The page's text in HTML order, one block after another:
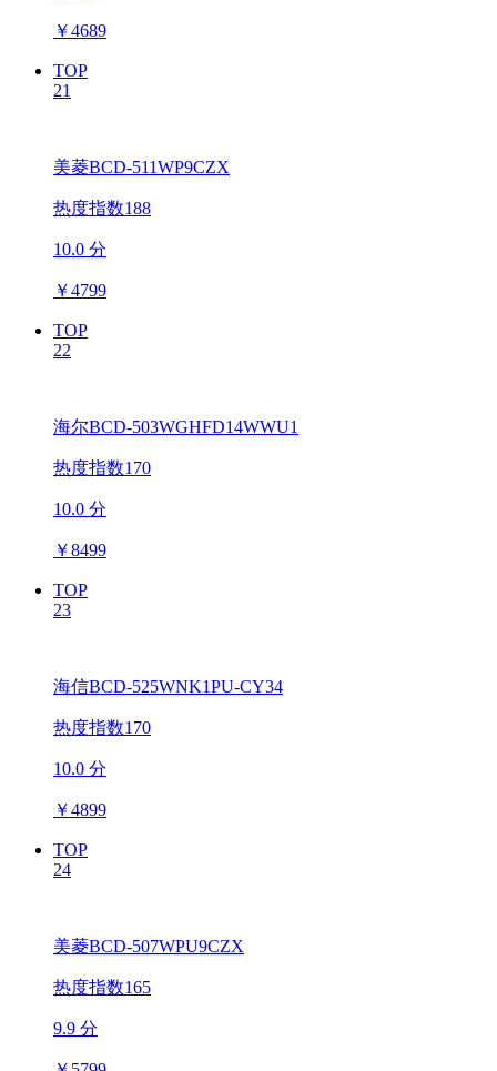
￥4689
TOP
21
美菱BCD-511WP9CZX
热度指数188
10.0 分
￥4799
TOP
22
海尔BCD-503WGHFD14WWU1
热度指数170
10.0 分
￥8499
TOP
23
海信BCD-525WNK1PU-CY34
热度指数170
10.0 分
￥4899
TOP
24
美菱BCD-507WPU9CZX
热度指数165
9.9 分